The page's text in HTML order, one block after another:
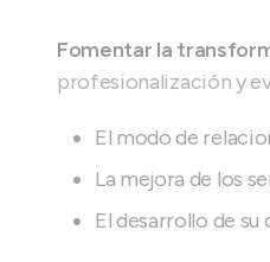
Fomentar la
profesionalización y
El modo de
La mejora de los
El desarrollo de